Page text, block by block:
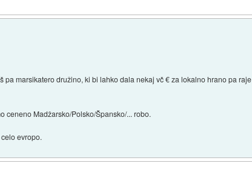
marsikatero družino, ki bi lahko dala nekaj vč € za lokalno hrano pa raje
ceneno Madžarsko/Polsko/Špansko/... robo.
evropo.